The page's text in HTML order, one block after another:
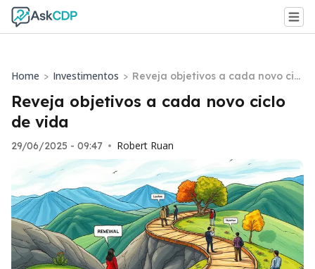
Home > Investimentos > Reveja objetivos a cada novo cicl
Reveja objetivos a cada novo ciclo
de vida
29/06/2025 - 09:47 • Robert Ruan